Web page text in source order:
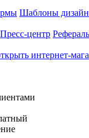
Шаблоны
Пресс-центр
интернет-